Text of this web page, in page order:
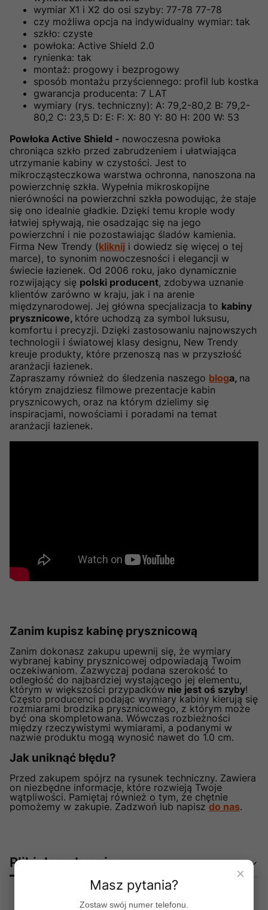
wymiar X1 i X2 do osi szyby: 77-78 77-78
czy możliwa opcja na indywidualny wymiar: tak
szkło: czyste
powłoka: Active Shield 2.0
rynienka: tak
montaż: progowy i bezprogowy
sposób montażu przyściennego: profil lub kostka
gwarancja producenta: 7 LAT
wymiary (rys. techniczny): A: 79,2-80,2 B: 79,2-
80,2 C: 23,5 D: E: F: X: 80 Y: 80 H: 200 W: 53
Powłoka Active Shield - nowoczesna powłoka
chroniąca szkło przed zabrudzeniem i ułatwiająca
utrzymanie kabiny w czystości. Jest to
mikrocząsteczkowa warstwa ochronna, nanoszona na
powierzchnię szkła. Wypełnia mikroskopijne
nierówności na powierzchni szkła powodując, że staje
się ono idealnie gładkie. Dzięki temu krople wody
łatwiej spływają, nie osadzając się na jego
powierzchni i nie pozostawiając śladów kamienia.
Firma New Trendy (kliknij i dowiedz się więcej o tej
marce), to synonim nowoczesności i elegancji w
świecie łazienek. Od 2006 roku, jako dynamicznie
rozwijający się polski producent, zdobywa uznanie
klientów zarówno w kraju, jak i na arenie
międzynarodowej. Jej główna specjalizacja to kabiny
prysznicowe, które uchodzą za symbol luksusu,
komfortu i precyzji. Dzięki zastosowaniu najnowszych
technologii i światowej klasy designu, New Trendy
kreuje produkty, które przenoszą nas w przyszłość
aranżacji łazienek.
Zapraszamy również do śledzenia naszego bloga, na
którym znajdziesz filmowe prezentacje kabin
prysznicowych, oraz na którym dzielimy się
inspiracjami, nowościami i poradami na temat
aranżacji łazienek.
Zanim kupisz kabinę prysznicową
Zanim dokonasz zakupu upewnij się, że wymiary
wybranej kabiny prysznicowej odpowiadają Twoim
oczekiwaniom. Zazwyczaj podana szerokość to
odległość do najbardziej wystającego jej elementu,
którym w większości przypadków nie jest oś szyby!
Często producenci podając wymiary kabiny kierują się
rozmiarami brodzika prysznicowego, z którym może
być ona skompletowana. Wówczas rozbieżności
między rzeczywistymi wymiarami, a podanymi w
nazwie produktu mogą wynosić nawet do 1.0 cm.
Jak uniknąć błędu?
Przed zakupem spójrz na rysunek techniczny. Zawiera
on niezbędne informacje, które rozwieją Twoje
wątpliwości. Pamiętaj również o tym, że chętnie
pomożemy w zakupie. Zadzwoń lub napiszdo nas.
Pliki do pobrania
×
Masz pytania?
Zostaw swój numer telefonu.